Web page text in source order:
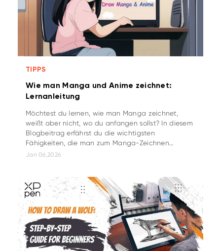
TIPPS
Wie man Manga und Anime zeichnet:
Lernanleitung
Möchtest du lernen, wie man Manga zeichnet,
weißt aber nicht, wo du anfangen sollst? In diesem
Blogbeitrag erfährst du die wichtigsten
Fähigkeiten, die man zum Manga-Zeichnen
braucht, sowie einige Methoden, wie du das
Jan 06,2026